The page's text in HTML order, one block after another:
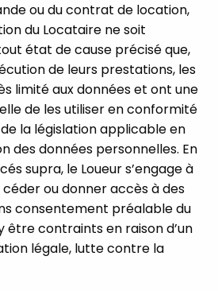
ou du contrat de location,
du Locataire ne soit
état de cause précisé que,
de leurs prestations, les
limité aux données et ont une
de les utiliser en conformité
la législation applicable en
des données personnelles. En
supra, le Loueur s’engage à
ou donner accès à des
consentement préalable du
être contraints en raison d’un
légale, lutte contre la